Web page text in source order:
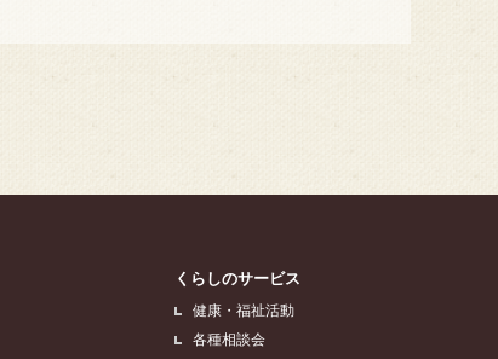
くらしのサービス
健康・福祉活動
各種相談会